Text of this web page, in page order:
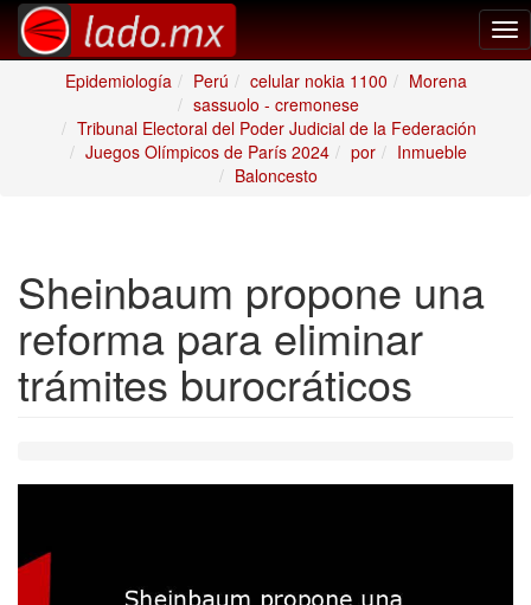
Epidemiología
Perú celular nokia 1100
Morena
sassuolo - cremonese
Tribunal Electoral del Poder Judicial de la Federación
Juegos Olímpicos de París 2024
por
Inmueble
Baloncesto
Sheinbaum propone una
reforma para eliminar
trámites burocráticos